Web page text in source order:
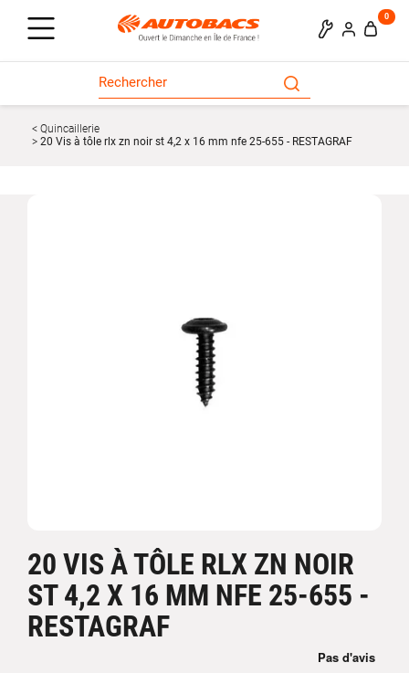
0
Quincaillerie
20 Vis à tôle rlx zn noir st 4,2 x 16 mm nfe 25-655 - RESTAGRAF
20 VIS À TÔLE RLX ZN NOIR
ST 4,2 X 16 MM NFE 25-655 -
RESTAGRAF